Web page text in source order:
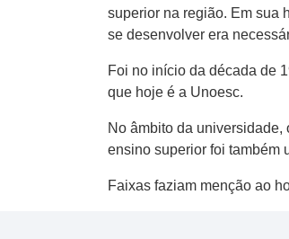
superior na região. Em sua
se desenvolver era
Foi no início da década de
que hoje é a Unoesc.
No âmbito da
ensino superior foi também
Faixas faziam menção ao